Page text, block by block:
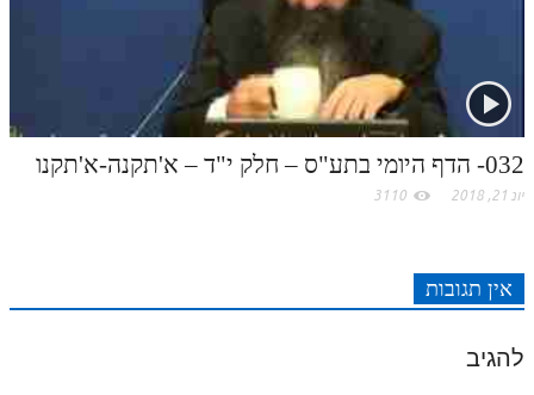
032- הדף היומי בתע"ס – חלק י"ד – א'תקנה-א'תקנו
יונ 21, 2018 3110
אין תגובות
להגיב